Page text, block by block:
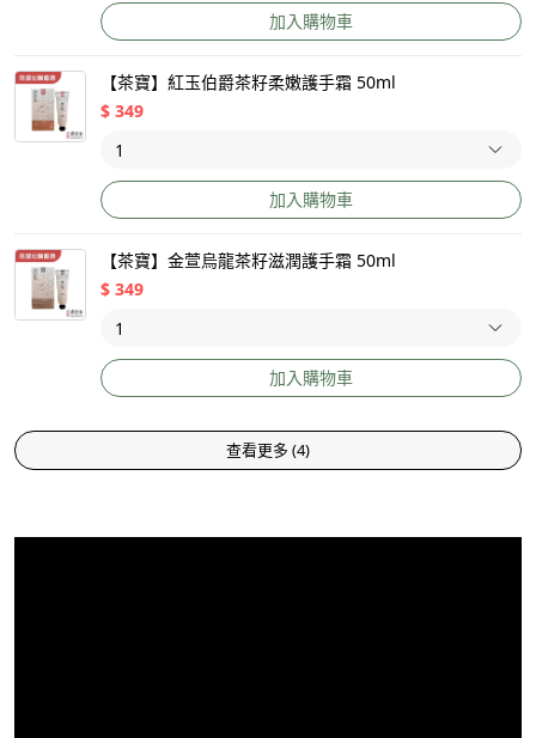
加入購物車
【茶寶】紅玉伯爵茶籽柔嫩護手霜 50ml
$ 349
加入購物車
【茶寶】金萱烏龍茶籽滋潤護手霜 50ml
$ 349
加入購物車
查看更多 (4)